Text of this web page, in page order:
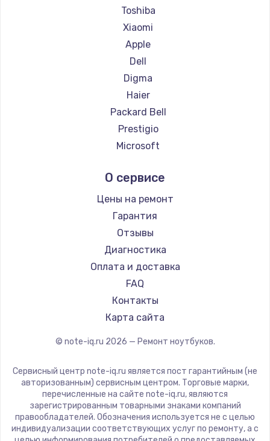
Ремонт ноутбуков Panasonic
Ремонт ноутбуков Irbis
Ремонт ноутбуков Thunderobot
Ремонт ноутбуков Hasee
Ремонт ноутбуков ZTE
Ремонт ноутбуков Hiper
Ремонт ноутбуков Evga
Ремонт ноутбуков Google
Ремонт ноутбуков Echips
Ремонт ноутбуков Predator
Ремонт ноутбуков iru
Ремонт ноутбуков Machenike
Ремонт ноутбуков DEXP
Ремонт ноутбуков Teclast
Ремонт ноутбуков CHUWI
Ремонт ноутбуков Colorful
Toshiba
Xiaomi
Apple
Dell
Digma
Haier
Packard Bell
Prestigio
Microsoft
Aquarius
Gigabyte
Aorus
Maibenben
Getac
Epson
Philips
LG
Panasonic
ZTE
Hiper
Evga
Google
О сервисе
Цены на ремонт
Гарантия
Отзывы
Диагностика
Оплата и доставка
FAQ
Контакты
Карта сайта
© note-iq.ru 2026 — Ремонт ноутбуков.
Сервисный центр note-iq.ru является пост гарантийным (не
авторизованным) сервисным центром. Торговые марки,
перечисленные на сайте note-iq.ru, являются
зарегистрированным товарными знаками компаний
правообладателей. Обозначения используется не с целью
индивидуализации соответствующих услуг по ремонту, а с